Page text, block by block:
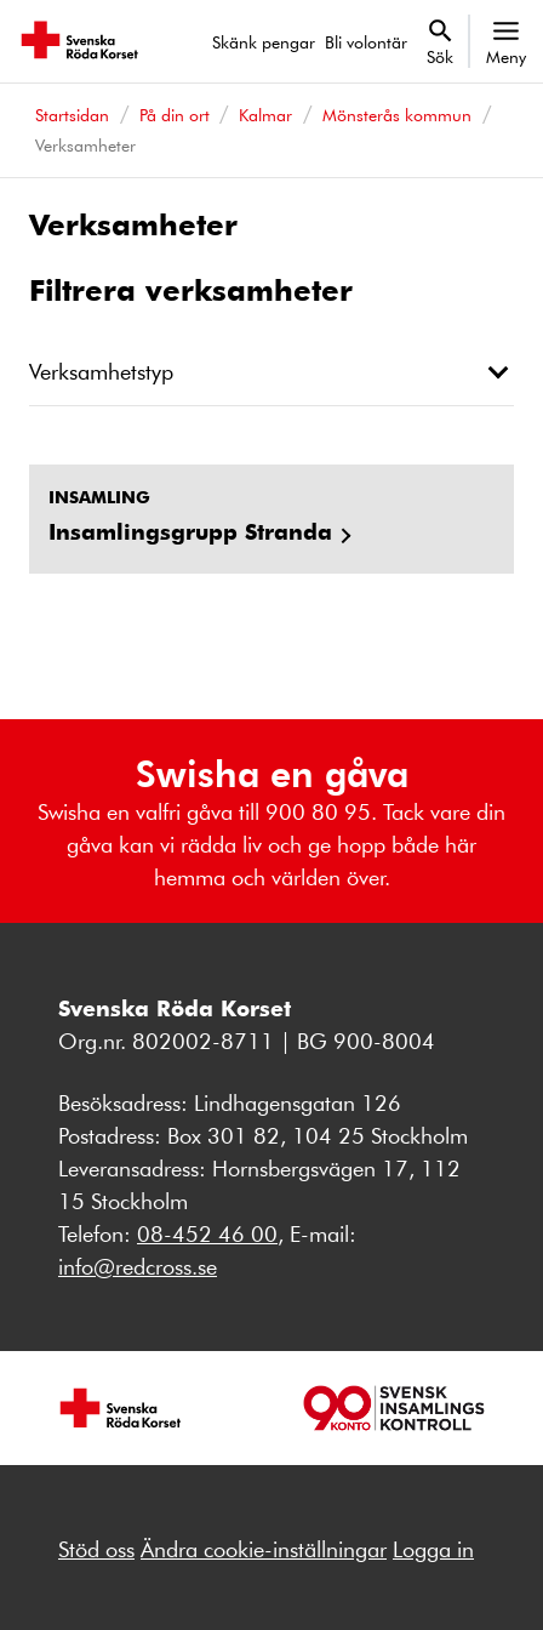
Skänk pengar Bli volontär
Sök Meny
Startsidan På din ort Kalmar
Mönsterås kommun
Verksamheter
Verksamheter
Filtrera verksamheter
Verksamhetstyp
INSAMLING
Insamlingsgrupp Stranda
Swisha en gåva
Swisha en valfri gåva till 900 80 95. Tack vare din
gåva kan vi rädda liv och ge hopp både här
hemma och världen över.
Svenska Röda Korset
Org.nr. 802002-8711 | BG 900-8004
Besöksadress: Lindhagensgatan 126
Postadress: Box 301 82, 104 25 Stockholm
Leveransadress: Hornsbergsvägen 17, 112
15 Stockholm
Telefon: 08-452 46 00, E-mail:
info@redcross.se
Stöd oss Ändra cookie-inställningar Logga in